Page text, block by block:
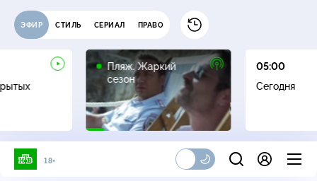
ЭФИР СТИЛЬ СЕРИАЛ ПРАВО
Пляж. Жаркий
сезон
16+
05:00
Сегодня
18+